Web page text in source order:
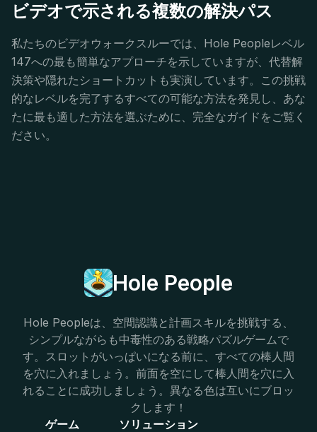
ビデオで示される複数の解決パス
私たちのビデオウォークスルーでは、Hole Peopleレベル
147への最も簡単なアプローチを示していますが、代替解
決策や隠れたショートカットも実演しています。この挑戦
的なレベルを完了するすべての可能な方法を発見し、あな
たに最も適した方法を選ぶために、完全なガイドをご覧く
ださい。
Hole People
Hole Peopleは、空間認識と計画スキルを挑戦する、
シンプルながらも中毒性のある戦略パズルゲームで
す。スロットがいっぱいになる前に、すべての棒人間
を穴に入れましょう。前面を空にして棒人間を穴に入
れることに成功しましょう。異なる色は互いにブロッ
クします！
ゲーム
ソリューション